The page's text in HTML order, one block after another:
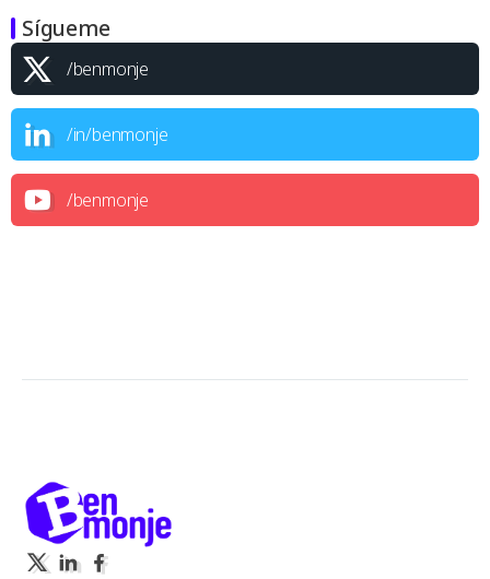
Sígueme
/benmonje
/in/benmonje
/benmonje